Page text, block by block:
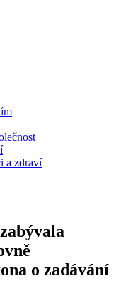
a zdraví
o zadávání